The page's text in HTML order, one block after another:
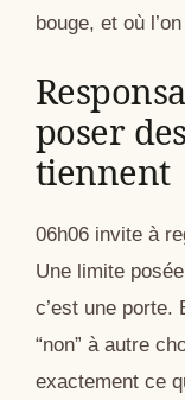
bouge, et où
poser
tiennent
06h06 invite à
Une limite
c’est une porte.
“non” à autre
exactement ce